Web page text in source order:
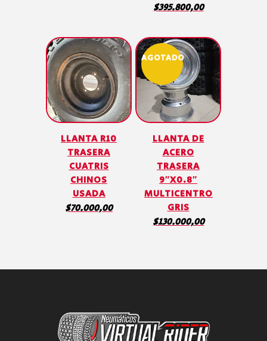
$395.800,00
LLANTA R10
TRASERA
CUATRIS
CHINOS
USADA
$70.000,00
AGOTADO
LLANTA DE
ACERO
TRASERA
9″X0.8″
MULTICENTRO
GRIS
$130.000,00